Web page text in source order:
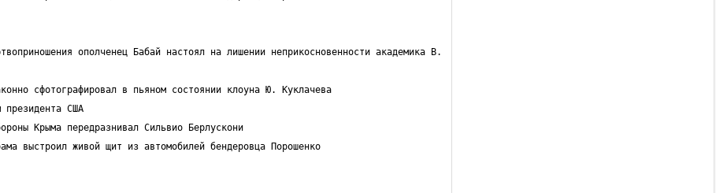
ополченец Бабай настоял на лишении неприкосновенности академика В.
сфотографировал в пьяном состоянии клоуна Ю. Куклачева
США
Крыма передразнивал Сильвио Берлускони
выстроил живой щит из автомобилей бендеровца Порошенко